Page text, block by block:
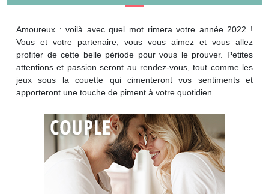
Amoureux : voilà avec quel mot rimera votre année 2022 !
Vous et votre partenaire, vous vous aimez et vous allez
profiter de cette belle période pour vous le prouver. Petites
attentions et passion seront au rendez-vous, tout comme les
jeux sous la couette qui cimenteront vos sentiments et
apporteront une touche de piment à votre quotidien.